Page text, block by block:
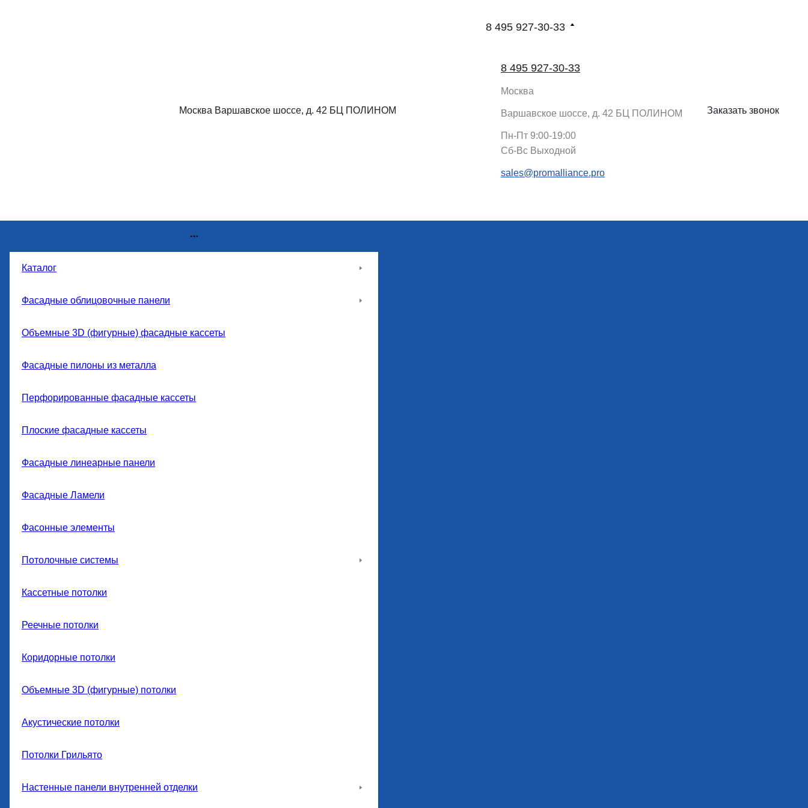
Москва Варшавское шоссе, д. 42 БЦ ПОЛИНОМ
8 495 927-30-33
8 495 927-30-33
Москва
Варшавское шоссе, д. 42 БЦ ПОЛИНОМ
Пн-Пт 9:00-19:00
Cб-Вс Выходной
sales@promalliance.pro
Заказать звонок
Каталог
Фасадные облицовочные панели
Объемные 3D (фигурные) фасадные кассеты
Фасадные пилоны из металла
Перфорированные фасадные кассеты
Плоские фасадные кассеты
Фасадные линеарные панели
Фасадные Ламели
Фасонные элементы
Потолочные системы
Кассетные потолки
Реечные потолки
Коридорные потолки
Объемные 3D (фигурные) потолки
Акустические потолки
Потолки Грильято
Настенные панели внутренней отделки